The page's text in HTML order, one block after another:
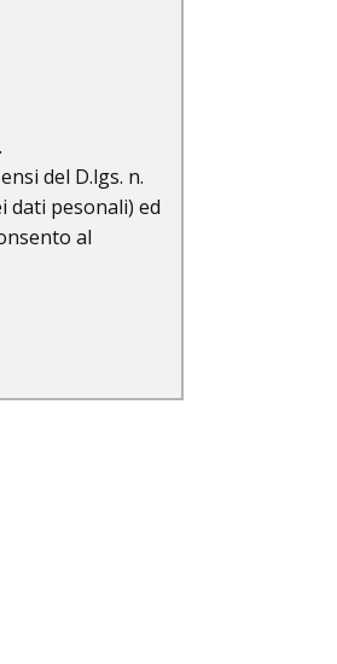
del D.lgs. n.
dati pesonali) ed
al